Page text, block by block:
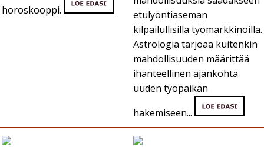
horoskooppi.
etulyöntiaseman
kilpailullisilla työmarkkinoilla.
Astrologia tarjoaa kuitenkin
mahdollisuuden määrittää
ihanteellinen ajankohta
uuden työpaikan
hakemiseen...